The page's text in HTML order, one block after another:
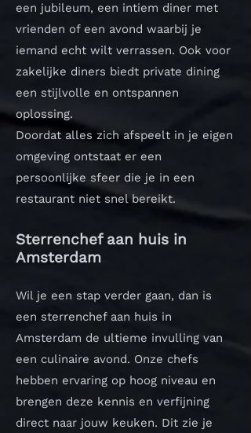
een jubileum, een intiem diner met
vrienden of een avond waarbij je
iemand echt wilt verrassen. Ook voor
zakelijke diners biedt private dining
een stijlvolle en ontspannen
oplossing.
Doordat alles zich afspeelt in je eigen
omgeving ontstaat er een
persoonlijke sfeer die je in een
restaurant niet snel bereikt.
Sterrenchef aan huis in
Amsterdam
Wil je een stap verder gaan, dan is
een sterrenchef aan huis in
Amsterdam de ultieme invulling van
een culinaire avond. Onze chefs
hebben ervaring op hoog niveau en
brengen deze kennis en verfijning
direct naar jouw keuken. Dit zie je